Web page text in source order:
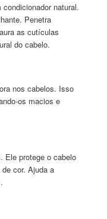
natural.
Penetra
as cutículas
do cabelo.
nos cabelos. Isso
os macios e
Ele protege o cabelo
cor. Ajuda a